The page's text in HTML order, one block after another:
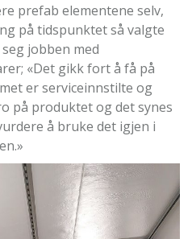
prefab elementene selv,
på tidspunktet så valgte
jobben med
«Det gikk fort å få på
er serviceinnstilte og
på produktet og det synes
å bruke det igjen i